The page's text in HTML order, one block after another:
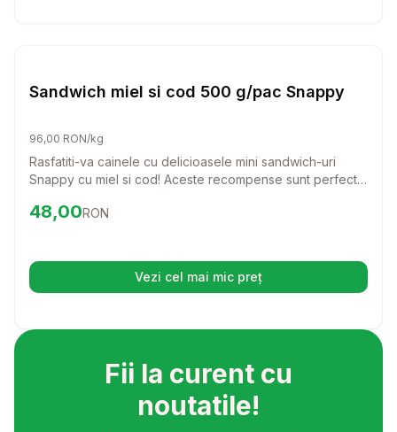
Sandwich miel si cod 500 g/pac Snappy
96,00 RON/kg
Rasfatiti-va cainele cu delicioasele mini sandwich-uri
Snappy cu miel si cod! Aceste recompense sunt perfecte
nutritional echilibrat.
Preț:48.00
48,00RON
Vezi cel mai mic preț(se deschide într-o filă nouă)
Fii la curent cu
noutatile!